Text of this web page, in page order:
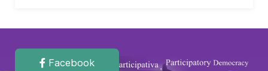
Facebook